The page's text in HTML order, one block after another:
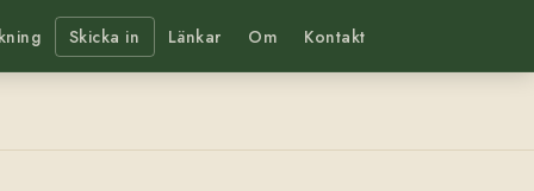
Skicka in Länkar Om Kontakt